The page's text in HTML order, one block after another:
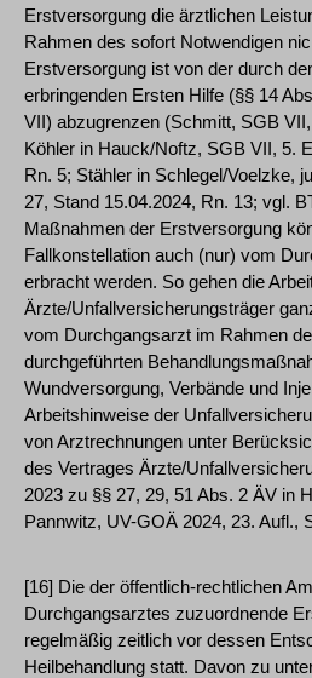
Erstversorgung die ärztlichen
Rahmen des sofort Notwendigen
Erstversorgung ist von der durch
erbringenden Ersten Hilfe (§§ 14
VII) abzugrenzen (Schmitt, SGB
Köhler in Hauck/Noftz, SGB VII, 5.
Rn. 5; Stähler in Schlegel/Voelzke,
27, Stand 15.04.2024, Rn. 13; vgl.
Maßnahmen der Erstversorgung
Fallkonstellation auch (nur) vom
erbracht werden. So gehen die
Ärzte/Unfallversicherungsträger
vom Durchgangsarzt im Rahmen
durchgeführten
Wundversorgung, Verbände und
Arbeitshinweise der
von Arztrechnungen unter
des Vertrages Ärzte/
2023 zu §§ 27, 29, 51 Abs. 2 ÄV in
Pannwitz, UV-GOÄ 2024, 23. Aufl.,
[16] Die der öffentlich-rechtlichen
Durchgangsarztes zuzuordnende
regelmäßig zeitlich vor dessen
Heilbehandlung statt. Davon zu